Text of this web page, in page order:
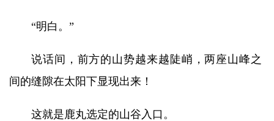
“明白。”
说话间，前方的山势越来越陡峭，两座山峰之
间的缝隙在太阳下显现出来！
这就是鹿丸选定的山谷入口。